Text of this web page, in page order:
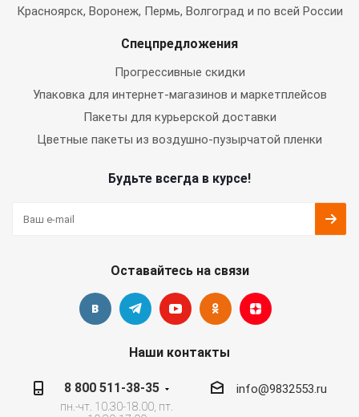
Красноярск, Воронеж, Пермь, Волгоград и по всей России
Спецпредложения
Прогрессивные скидки
Упаковка для интернет-магазинов и маркетплейсов
Пакеты для курьерской доставки
Цветные пакеты из воздушно-пузырчатой пленки
Будьте всегда в курсе!
Оставайтесь на связи
Наши контакты
8 800 511-38-35
пн.-чт. 10.30-18.00, пт.
info@9832553.ru